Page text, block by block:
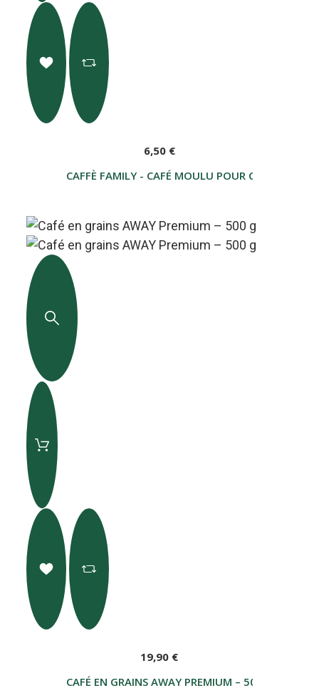
CAFFÈ FAMILY - CAFÉ MOULU POUR CAFETIÈRE
6,50 €
CAFÉ EN GRAINS AWAY PREMIUM – 500 G
19,90 €